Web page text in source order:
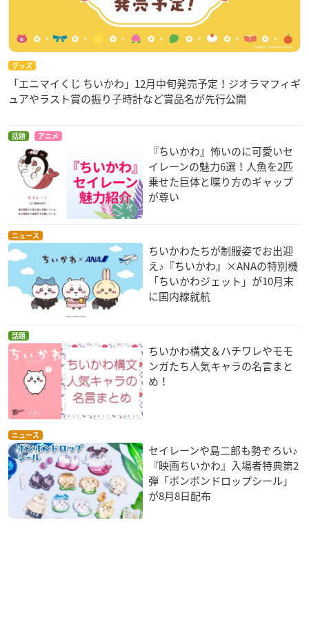
グッズ
「エニマイくじ ちいかわ」12月中旬発売予定！ジオラマフィギ
ュアやラスト賞の振り子時計など賞品名が先行公開
話題 アニメ
『ちいかわ』怖いのに可愛いセ
イレーンの魅力6選！人魚を2匹
乗せた巨体と喋り方のギャップ
が尊い
ニュース
ちいかわたちが制服姿でお出迎
え♪『ちいかわ』×ANAの特別機
「ちいかわジェット」が10月末
に国内線就航
話題
ちいかわ構文＆ハチワレやモモ
ンガたち人気キャラの名言まと
め！
ニュース
セイレーンや島二郎も勢ぞろい♪
『映画ちいかわ』入場者特典第2
弾「ボンボンドロップシール」
が8月8日配布